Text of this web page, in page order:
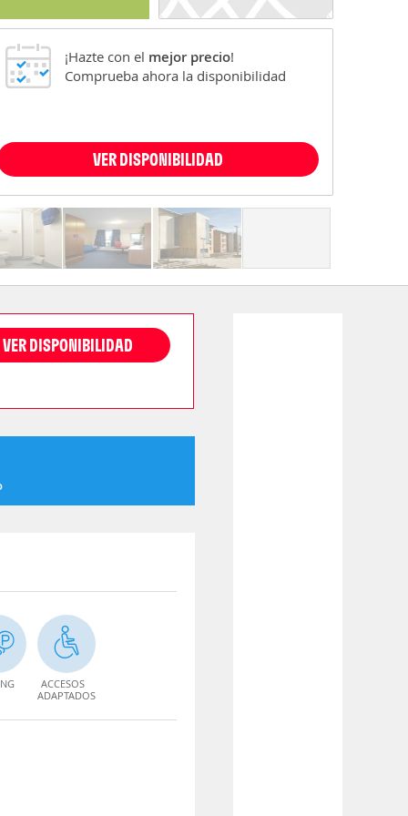
¡Hazte con el mejor precio!
Comprueba ahora la disponibilidad
VER DISPONIBILIDAD
VER DISPONIBILIDAD
ACCESOS
ADAPTADOS